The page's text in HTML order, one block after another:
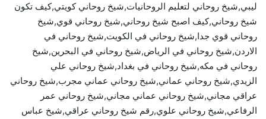
ليبي,شيخ روحاني لتعليم الروحانيات,شيخ روحاني كويتي,كيف تكون
شيخ روحاني,كيف اصبح شيخ روحاني,شيخ روحاني قوي,شيخ
روحاني قوي جدا,شيخ روحاني في الكويت,شيخ روحاني في
الاردن,شيخ روحاني في الرياض,شيخ روحاني في البحرين,شيخ
روحاني في مكه,شيخ روحاني في بغداد,شيخ روحاني علي
الزيدي,شيخ روحاني عماني,شيخ روحاني عماني مجرب,شيخ روحاني
عراقي مجاني,شيخ روحاني عماني مجاني,شيخ روحاني عمر
الرفاعي,شيخ روحاني علوي,رقم شيخ روحاني عراقي,شيخ عباس